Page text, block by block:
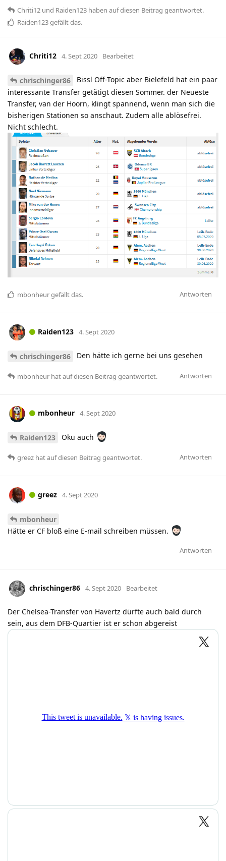
Chriti12 und Raiden123 haben auf diesen Beitrag geantwortet.
Raiden123gefällt das.
Chriti12 4. Sept 2020 Bearbeitet
chrischinger86
Bissl Off-Topic aber Bielefeld hat ein paar
interessante Transfer getätigt diesen Sommer. der Neueste
Transfer, van der Hoorn, klingt spannend, wenn man sich die
bisherigen Stationen so anschaut. Zudem alle ablösefrei.
Nicht schlecht.
Antworten
mbonheurgefällt das.
Raiden123 4. Sept 2020
chrischinger86 Den hätte ich gerne bei uns gesehen
Antworten
mbonheur hatauf diesen Beitrag geantwortet.
mbonheur 4. Sept 2020
Raiden123 Oku auch
Antworten
greez hatauf diesen Beitrag geantwortet.
greez 4. Sept 2020
mbonheur
Hätte er CF bloß eine E-mail schreiben müssen.
Antworten
chrischinger86 4. Sept 2020 Bearbeitet
Der Chelsea-Transfer von Havertz dürfte auch bald durch
sein, aus dem DFB-Quartier ist er schon abgereist